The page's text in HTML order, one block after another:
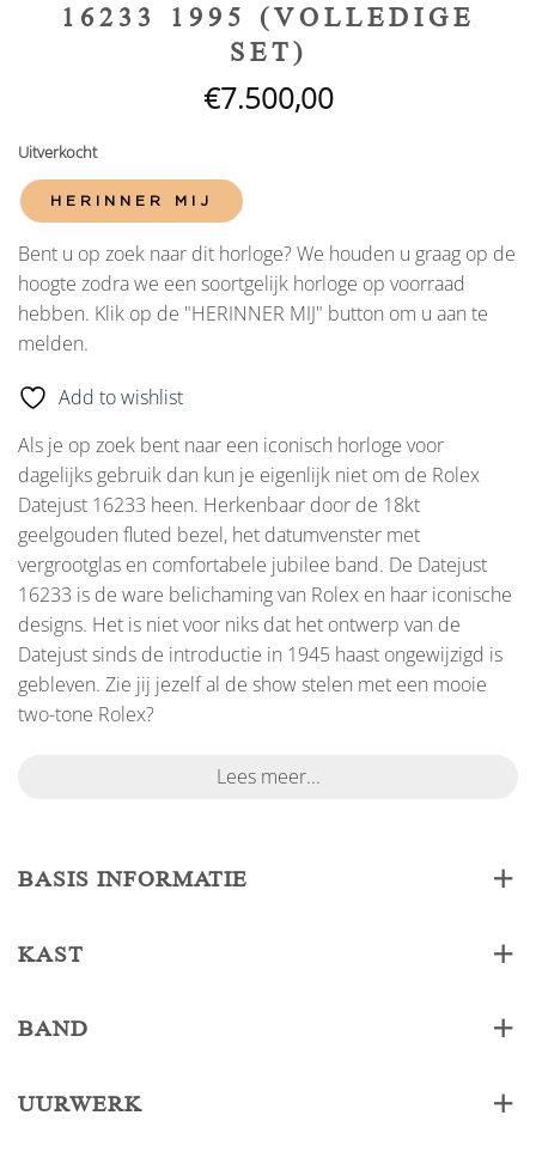
16233 1995 (VOLLEDIGE
SET)
€7.500,00
Uitverkocht
HERINNER MIJ
Bent u op zoek naar dit horloge? We houden u graag op de
hoogte zodra we een soortgelijk horloge op voorraad
hebben. Klik op de "HERINNER MIJ" button om u aan te
melden.
Add to wishlist
Als je op zoek bent naar een iconisch horloge voor
dagelijks gebruik dan kun je eigenlijk niet om de Rolex
Datejust 16233 heen. Herkenbaar door de 18kt
geelgouden fluted bezel, het datumvenster met
vergrootglas en comfortabele jubilee band. De Datejust
16233 is de ware belichaming van Rolex en haar iconische
designs. Het is niet voor niks dat het ontwerp van de
Datejust sinds de introductie in 1945 haast ongewijzigd is
gebleven. Zie jij jezelf al de show stelen met een mooie
two-tone Rolex?
Lees meer...
BASIS INFORMATIE
KAST
BAND
UURWERK